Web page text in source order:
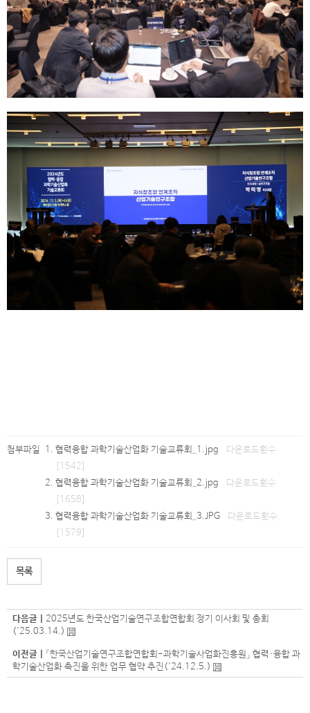
첨부파일 협력융합 과학기술산업화 기술교류회_1.jpg
다운로드횟수
[1542]
협력융합 과학기술산업화 기술교류회_2.jpg
다운로드횟수
[1658]
협력융합 과학기술산업화 기술교류회_3.JPG
다운로드횟수
[1579]
목록
다음글 | 2025년도 한국산업기술연구조합연합회 정기 이사회 및 총회
('25.03.14.)
이전글 | 「한국산업기술연구조합연합회-과학기술사업화진흥원」 협력·융합 과
학기술산업화 촉진을 위한 업무 협약 추진('24.12.5.)